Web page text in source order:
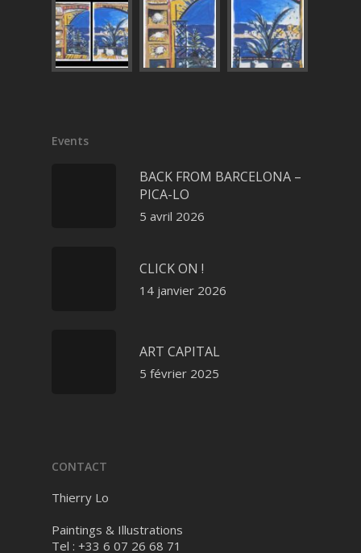
Events
BACK FROM BARCELONA –
PICA-LO
5 avril 2026
CLICK ON !
14 janvier 2026
ART CAPITAL
5 février 2025
CONTACT
Thierry Lo
Paintings & Illustrations
Tel : +33 6 07 26 68 71